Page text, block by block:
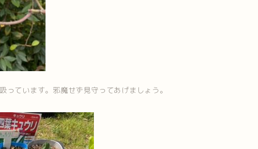
っています。邪魔せず見守ってあげましょう。